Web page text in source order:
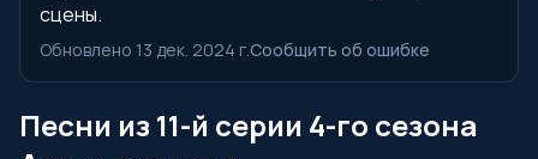
сцены.
Обновлено 13 дек. 2024 г.Сообщить об ошибке
Песни из 11-й серии 4-го сезона